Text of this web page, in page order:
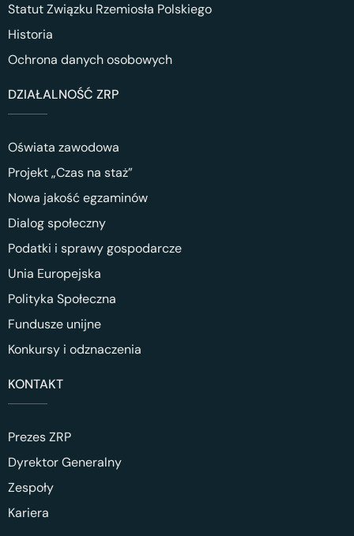
Statut Związku Rzemiosła Polskiego
Historia
Ochrona danych osobowych
DZIAŁALNOŚĆ ZRP
Oświata zawodowa
Projekt „Czas na staż”
Nowa jakość egzaminów
Dialog społeczny
Podatki i sprawy gospodarcze
Unia Europejska
Polityka Społeczna
Fundusze unijne
Konkursy i odznaczenia
KONTAKT
Prezes ZRP
Dyrektor Generalny
Zespoły
Kariera